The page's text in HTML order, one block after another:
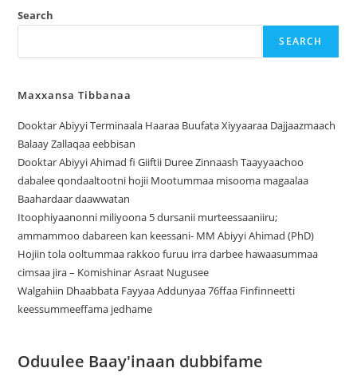
Search
SEARCH
Maxxansa Tibbanaa
Dooktar Abiyyi Terminaala Haaraa Buufata Xiyyaaraa Dajjaazmaach
Balaay Zallaqaa eebbisan
Dooktar Abiyyi Ahimad fi Giiftii Duree Zinnaash Taayyaachoo
dabalee qondaaltootni hojii Mootummaa misooma magaalaa
Baahardaar daawwatan
Itoophiyaanonni miliyoona 5 dursanii murteessaaniiru;
ammammoo dabareen kan keessani- MM Abiyyi Ahimad (PhD)
Hojiin tola ooltummaa rakkoo furuu irra darbee hawaasummaa
cimsaa jira – Komishinar Asraat Nugusee
Walgahiin Dhaabbata Fayyaa Addunyaa 76ffaa Finfinneetti
keessummeeffama jedhame
Oduulee Baay'inaan dubbifame